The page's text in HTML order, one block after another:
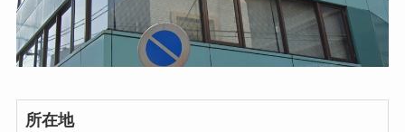
所在地